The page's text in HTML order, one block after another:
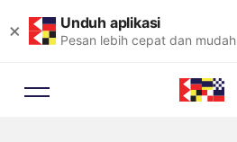
× Unduh aplikasi
Pesan lebih cepat dan mudah